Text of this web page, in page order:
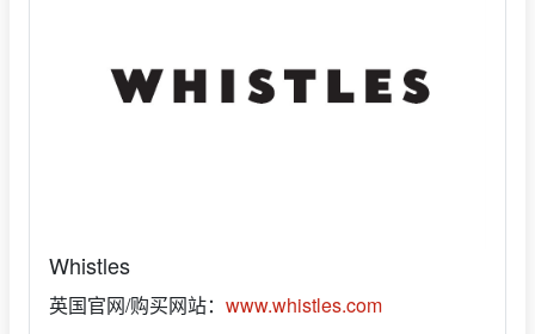
Whistles
英国官网/购买网站： www.whistles.com